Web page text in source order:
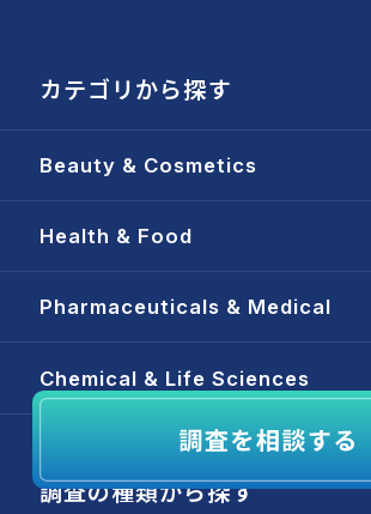
カテゴリから探す
Beauty & Cosmetics
Health & Food
Pharmaceuticals & Medical
Chemical & Life Sciences
調査の種類から探す